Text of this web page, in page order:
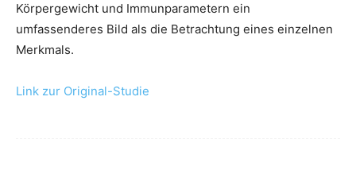
Körpergewicht und Immunparametern ein
umfassenderes Bild als die Betrachtung eines einzelnen
Merkmals.
Link zur Original-Studie